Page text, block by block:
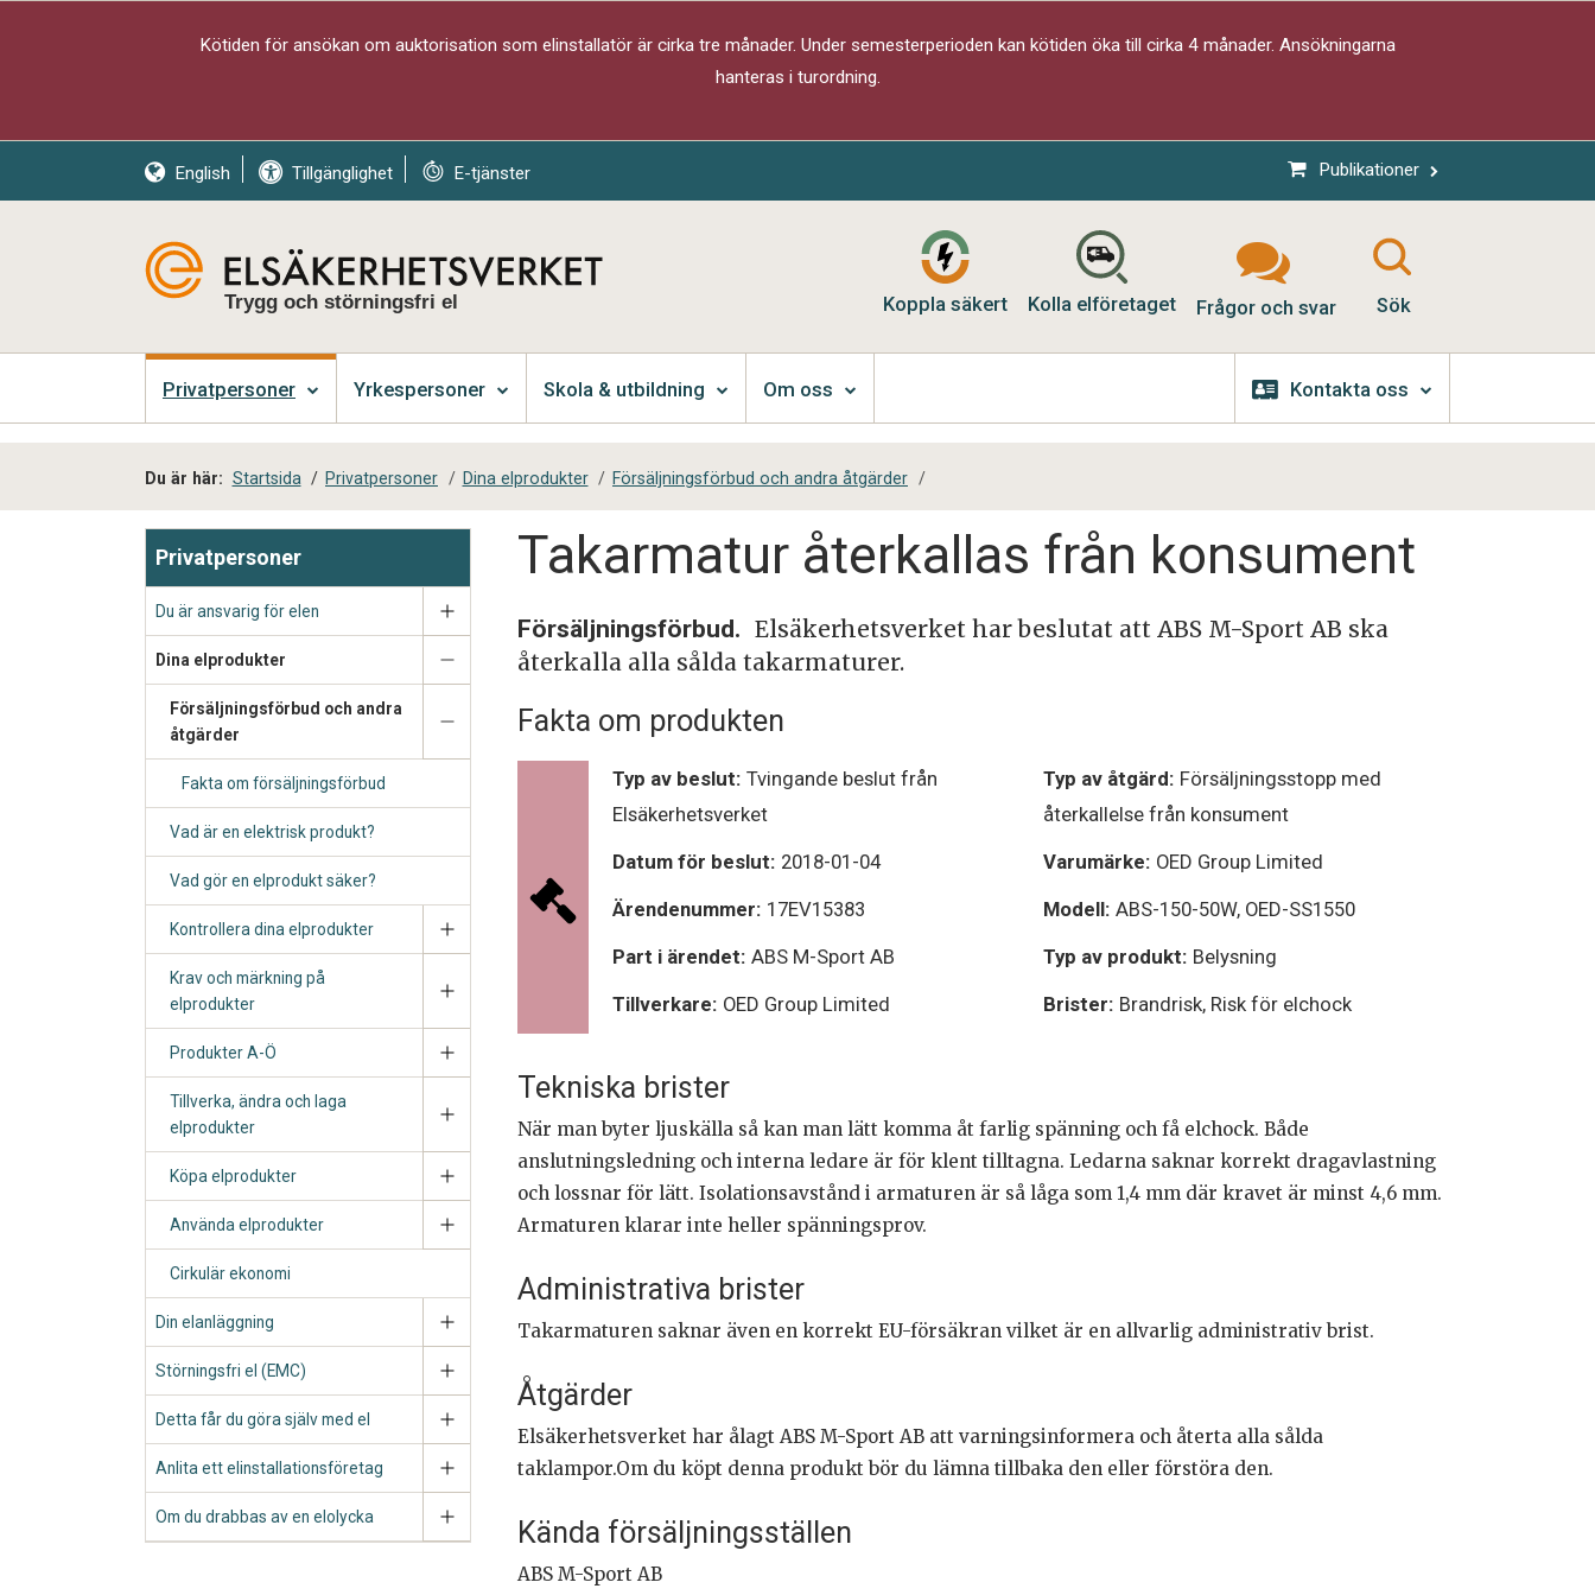
Kötiden för ansökan om auktorisation som elinstallatör är cirka tre månader. Under semesterperioden kan kötiden öka till cirka 4 månader. Ansökningarna
hanteras i turordning.
English Tillgänglighet E-tjänster Publikationer
Trygg och störningsfri el Koppla säkert Kolla elföretaget Frågor och svar Sök
Privatpersoner Yrkespersoner Skola & utbildning Om oss Kontakta oss
Du är här: Startsida / Privatpersoner / Dina elprodukter / Försäljningsförbud och andra åtgärder /
Privatpersoner
Du är ansvarig för elen
Dina elprodukter
Försäljningsförbud och andra
åtgärder
Fakta om försäljningsförbud
Vad är en elektrisk produkt?
Vad gör en elprodukt säker?
Kontrollera dina elprodukter
Krav och märkning på
elprodukter
Produkter A-Ö
Tillverka, ändra och laga
elprodukter
Köpa elprodukter
Använda elprodukter
Cirkulär ekonomi
Din elanläggning
Störningsfri el (EMC)
Detta får du göra själv med el
Anlita ett elinstallationsföretag
Om du drabbas av en elolycka
Takarmatur återkallas från konsument
Försäljningsförbud. Elsäkerhetsverket har beslutat att ABS M-Sport AB ska
återkalla alla sålda takarmaturer.
Fakta om produkten
Typ av beslut: Tvingande beslut från
Elsäkerhetsverket
Datum för beslut: 2018-01-04
Ärendenummer: 17EV15383
Part i ärendet: ABS M-Sport AB
Tillverkare: OED Group Limited
Typ av åtgärd: Försäljningsstopp med
återkallelse från konsument
Varumärke: OED Group Limited
Modell: ABS-150-50W, OED-SS1550
Typ av produkt: Belysning
Brister: Brandrisk, Risk för elchock
Tekniska brister
När man byter ljuskälla så kan man lätt komma åt farlig spänning och få elchock. Både
anslutningsledning och interna ledare är för klent tilltagna. Ledarna saknar korrekt dragavlastning
och lossnar för lätt. Isolationsavstånd i armaturen är så låga som 1,4 mm där kravet är minst 4,6 mm.
Armaturen klarar inte heller spänningsprov.
Administrativa brister
Takarmaturen saknar även en korrekt EU-försäkran vilket är en allvarlig administrativ brist.
Åtgärder
Elsäkerhetsverket har ålagt ABS M-Sport AB att varningsinformera och återta alla sålda
taklampor.Om du köpt denna produkt bör du lämna tillbaka den eller förstöra den.
Kända försäljningsställen
ABS M-Sport AB